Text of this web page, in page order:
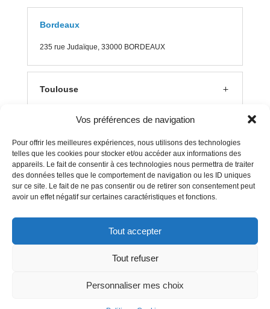
Vos préférences de navigation
Pour offrir les meilleures expériences, nous utilisons des technologies
telles que les cookies pour stocker et/ou accéder aux informations des
appareils. Le fait de consentir à ces technologies nous permettra de traiter
des données telles que le comportement de navigation ou les ID uniques
sur ce site. Le fait de ne pas consentir ou de retirer son consentement peut
avoir un effet négatif sur certaines caractéristiques et fonctions.
Tout accepter
Tout refuser
Personnaliser mes choix
Bordeaux
235 rue Judaïque, 33000 BORDEAUX
Toulouse
Aix en Provence